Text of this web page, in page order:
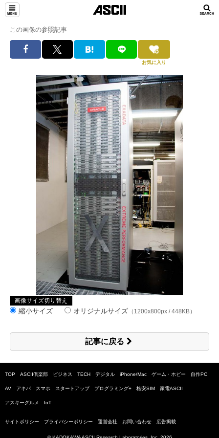
この画像の参照記事
お気に入り
画像サイズ切り替え
縮小サイズ オリジナルサイズ （1200x800px / 448KB）
記事に戻る
TOP ASCII倶楽部 ビジネス TECH デジタル iPhone/Mac ゲーム・ホビー 自作PC
AV アキバ スマホ スタートアップ プログラミング+ 格安SIM 家電ASCII
アスキーグルメ IoT
サイトポリシー プライバシーポリシー 運営会社 お問い合わせ 広告掲載